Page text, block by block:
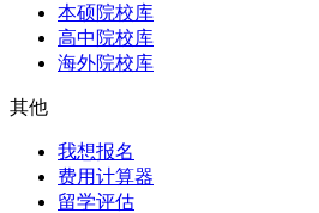
本硕院校库
高中院校库
海外院校库
其他
我想报名
费用计算器
留学评估